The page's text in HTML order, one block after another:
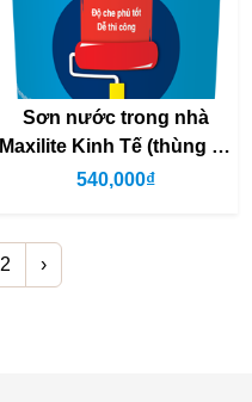
Sơn nước trong nhà
Maxilite Kinh Tế (thùng 18
lít)
540,000₫
2 ›